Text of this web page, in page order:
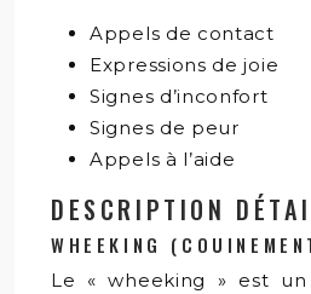
Appels de contact
Expressions de joie
Signes d’inconfort
Signes de peur
Appels à l’aide
DESCRIPTION
WHEEKING
Le « wheeking » est